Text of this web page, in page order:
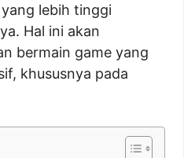
lebih tinggi
Hal ini akan
bermain game yang
khususnya pada